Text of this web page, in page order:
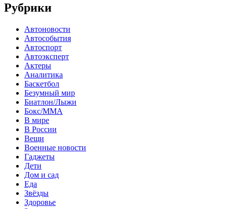
Рубрики
Автоновости
Автособытия
Автоспорт
Автоэксперт
Актеры
Аналитика
Баскетбол
Безумный мир
Биатлон/Лыжи
Бокс/MMA
В мире
В России
Вещи
Военные новости
Гаджеты
Дети
Дом и сад
Еда
Звёзды
Здоровье